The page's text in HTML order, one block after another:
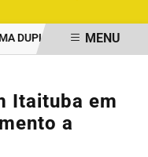
PRESA POR TRÁFICO
MENU
Itaituba em
a